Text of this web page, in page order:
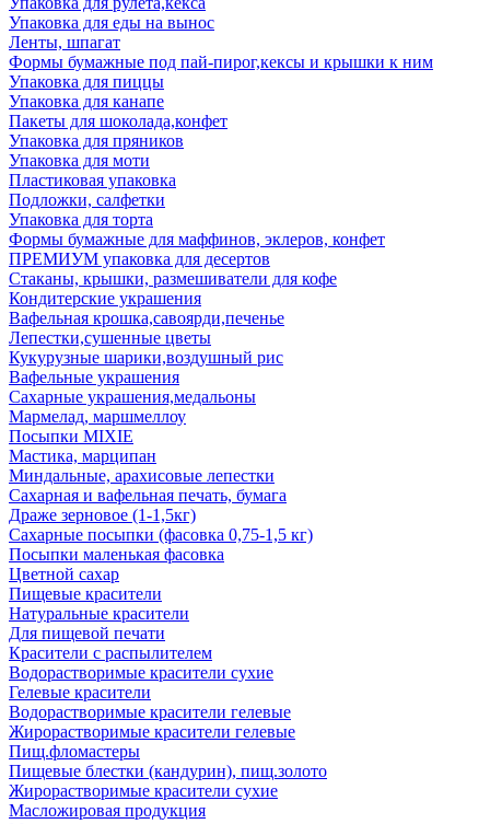
Упаковка для еды на вынос
Ленты, шпагат
Формы бумажные под пай-пирог,кексы и крышки к ним
Упаковка для пиццы
Упаковка для канапе
Пакеты для шоколада,конфет
Упаковка для пряников
Упаковка для моти
Пластиковая упаковка
Подложки, салфетки
Упаковка для торта
Формы бумажные для маффинов, эклеров, конфет
ПРЕМИУМ упаковка для десертов
Стаканы, крышки, размешиватели для кофе
Кондитерские украшения
Вафельная крошка,савоярди,печенье
Лепестки,сушенные цветы
Кукурузные шарики,воздушный рис
Вафельные украшения
Сахарные украшения,медальоны
Мармелад, маршмеллоу
Посыпки MIXIE
Мастика, марципан
Миндальные, арахисовые лепестки
Сахарная и вафельная печать, бумага
Драже зерновое (1-1,5кг)
Сахарные посыпки (фасовка 0,75-1,5 кг)
Посыпки маленькая фасовка
Цветной сахар
Пищевые красители
Натуральные красители
Для пищевой печати
Красители с распылителем
Водорастворимые красители сухие
Гелевые красители
Водорастворимые красители гелевые
Жирорастворимые красители гелевые
Пищ.фломастеры
Пищевые блестки (кандурин), пищ.золото
Жирорастворимые красители сухие
Масложировая продукция